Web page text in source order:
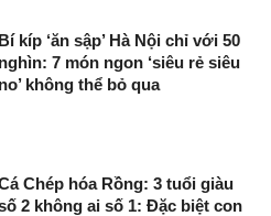
Bí kíp ‘ăn sập’ Hà Nội chỉ với 50
nghìn: 7 món ngon ‘siêu rẻ siêu
no’ không thể bỏ qua
Chép hóa Rồng: 3 tuổi giàu
2 không ai số 1: Đặc biệt con